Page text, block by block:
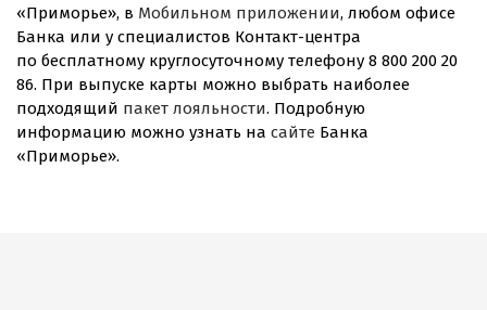
«Приморье», в Мобильном приложении, любом офисе
Банка или у специалистов Контакт-центра
по бесплатному круглосуточному телефону 8 800 200 20
86. При выпуске карты можно выбрать наиболее
подходящий пакет лояльности. Подробную
информацию можно узнать на сайте Банка
«Приморье».